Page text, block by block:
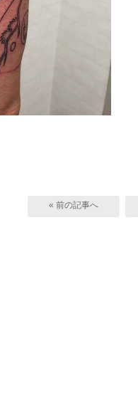
« 前の記事へ